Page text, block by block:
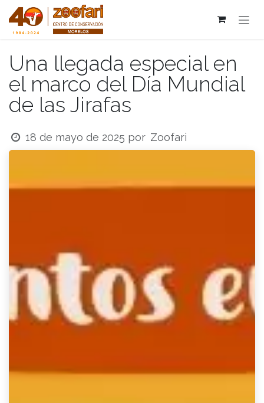
Ir al contenido
Una llegada especial en
el marco del Día Mundial
de las Jirafas
18 de mayo de 2025 por Zoofari